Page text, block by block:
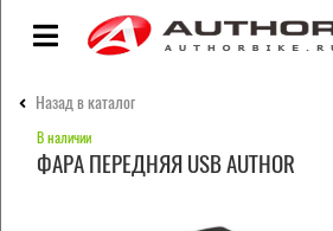
Назад в каталог
ФАРА ПЕРЕДНЯЯ USB AUTHOR
В наличии